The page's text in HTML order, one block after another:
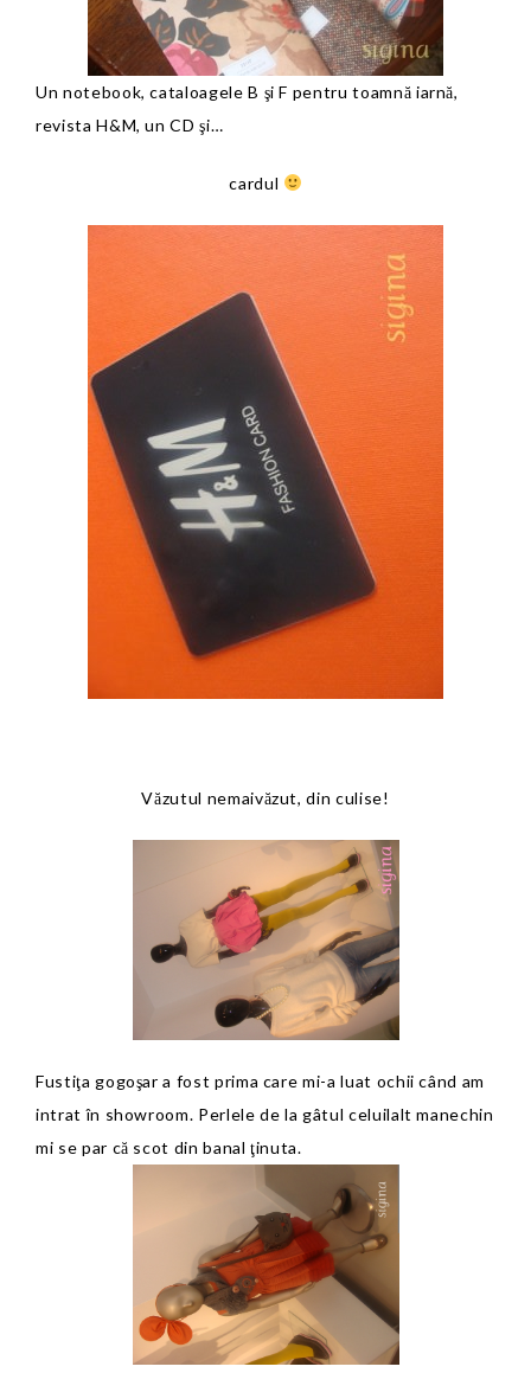
Un notebook, cataloagele B şi F pentru toamnă iarnă,
revista H&M, un CD şi…
cardul
Văzutul nemaivăzut, din culise!
Fustiţa gogoşar a fost prima care mi-a luat ochii când am
intrat în showroom. Perlele de la gâtul celuilalt manechin
mi se par că scot din banal ţinuta.